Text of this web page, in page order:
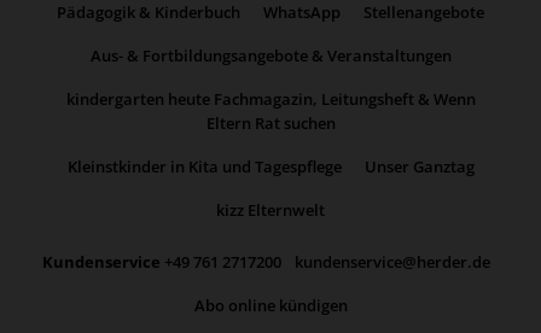
Pädagogik & Kinderbuch
WhatsApp
Stellenangebote
Aus- & Fortbildungsangebote & Veranstaltungen
kindergarten heute Fachmagazin, Leitungsheft & Wenn
Eltern Rat suchen
Kleinstkinder in Kita und Tagespflege
Unser Ganztag
kizz Elternwelt
Kundenservice +49 761 2717200
kundenservice@herder.de
Abo online kündigen